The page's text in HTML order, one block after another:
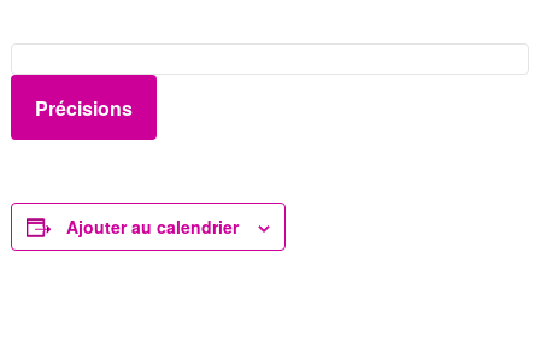
Précisions
Ajouter au calendrier